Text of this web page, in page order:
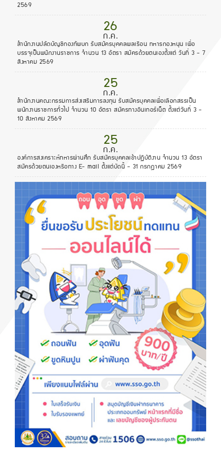
2569
26
ก.ค.
สำนักงานปลัดบัญชีกองทัพบก รับสมัครบุคคลพลเรือน ทหารกองหนุน เพื่อ
บรรจุเป็นพนักงานราชการ จำนวน 13 อัตรา สมัครด้วยตนเองตั้งแต่ วันที่ 3 - 7
สิงหาคม 2569
25
ก.ค.
สำนักงานคณะกรรมการส่งเสริมการลงทุน รับสมัครบุคคลเพื่อเลือกสรรเป็น
พนักงานราชการทั่วไป จำนวน 10 อัตรา สมัครทางอินเทอร์เน็ต ตั้งแต่วันที่ 3 -
10 สิงหาคม 2569
25
ก.ค.
องค์การสงเคราะห์ทหารผ่านศึก รับสมัครบุคคลเข้าปฏิบัติงาน จำนวน 13 อัตรา
สมัครด้วยตนเองหรือทาง E- mail ตั้งแต่บัดนี้ - 31 กรกฎาคม 2569